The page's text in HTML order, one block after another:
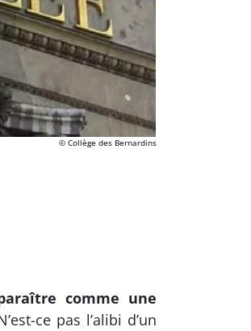
© Collège des Bernardins
comme une
ce pas l’alibi d’un